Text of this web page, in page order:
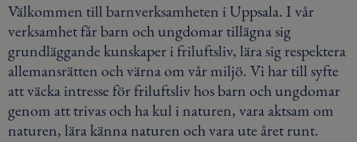
Välkommen till barnverksamheten i Uppsala. I vår
verksamhet får barn och ungdomar tillägna sig
grundläggande kunskaper i friluftsliv, lära sig respektera
allemansrätten och värna om vår miljö. Vi har till syfte
att väcka intresse för friluftsliv hos barn och ungdomar
genom att trivas och ha kul i naturen, vara aktsam om
naturen, lära känna naturen och vara ute året runt.